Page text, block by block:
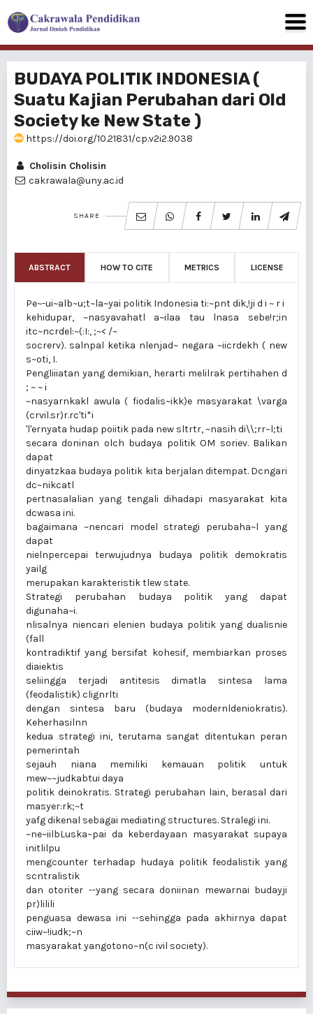
BUDAYA POLITlK INDONESIA (
Suatu Kajian Perubahan dari Old
Society ke New State )
https://doi.org/10.21831/cp.v2i2.9038
Cholisin Cholisin
cakrawala@uny.ac.id
SHARE
ABSTRACT HOW TO CITE METRICS LICENSE
Pe~-ui~alb~u;t~la~yai politik Indonesia ti:~pnt dik,!ji d i ~ r i
kehidupar, ~nasyavahatl a~ilaa tau lnasa sebe!r;in
itc~ncrdel:~(:I:, ;~< /~
socrerv). salnpal ketika nlenjad~ negara ~iicrdekh ( new
s~oti, I.
Pengliiiatan yang demikian, herarti melilrak pertihahen d
; ~ ~ i
~nasyarnkakl awula ( fiodalis~ikk)e masyarakat \varga
(crvil.sr)r.rc'ti*i
'l'ernyata hudap poiitik pada new sltrtr, ~nasih di\\;rr~l;ti
secara doninan olch budaya politik OM soriev. Balikan
dapat
dinyatzkaa budaya politik kita berjalan ditempat. Dcngari
dc~nikcatl
pertnasalalian yang tengali dihadapi masyarakat kita
dcwasa ini.
bagaimana ~nencari model strategi perubaha~l yang
dapat
nielnpercepai terwujudnya budaya politik demokratis
yailg
merupakan karakteristik tlew state.
Strategi perubahan budaya politik yang dapat
digunaha~i.
nlisalnya niencari elenien budaya politik yang dualisnie
(fall
kontradiktif yang bersifat kohesif, membiarkan proses
diaiektis
seliingga terjadi antitesis dimatla sintesa lama
(feodalistik) clignrlti
dengan sintesa baru (budaya modernldeniokratis).
Keherhasilnn
kedua strategi ini, terutama sangat ditentukan peran
pemerintah
sejauh niana memiliki kemauan politik untuk
mew~~judkabtui daya
politik deinokratis. Strategi perubahan lain, berasal dari
masyer:rk;~t
yafg dikenal sebagai mediating structures. Stralegi ini.
~ne~iilbLuska~pai da keberdayaan masyarakat supaya
initlilpu
mengcounter terhadap hudaya politik feodalistik yang
scntralistik
dan otoriter --yang secara doniinan mewarnai budayji
pr)lilili
penguasa dewasa ini --sehingga pada akhirnya dapat
ciiw~!iudk;~n
masyarakat yangotono~n(c ivil society).